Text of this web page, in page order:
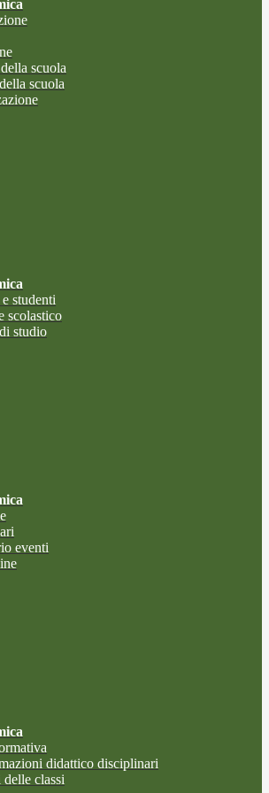
scuola
scuola
studenti
scolastico
studio
eventi
didattico disciplinari
classi